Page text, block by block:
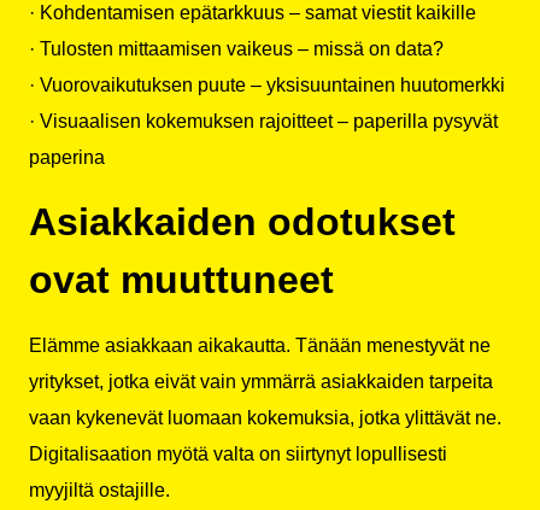
· Kohdentamisen epätarkkuus – samat viestit kaikille
· Tulosten mittaamisen vaikeus – missä on data?
· Vuorovaikutuksen puute – yksisuuntainen huutomerkki
· Visuaalisen kokemuksen rajoitteet – paperilla pysyvät
paperina
Asiakkaiden odotukset
ovat muuttuneet
Elämme asiakkaan aikakautta. Tänään menestyvät ne
yritykset, jotka eivät vain ymmärrä asiakkaiden tarpeita
vaan kykenevät luomaan kokemuksia, jotka ylittävät ne.
Digitalisaation myötä valta on siirtynyt lopullisesti
myyjiltä ostajille.